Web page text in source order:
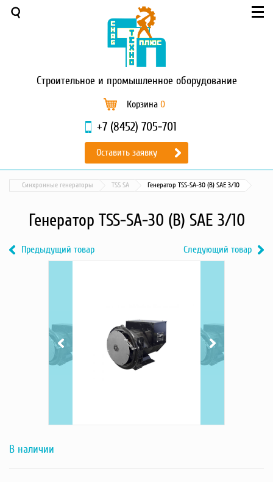
Строительное и промышленное оборудование
Корзина 0
+7 (8452) 705-701
Оставить заявку
Синхронные генераторы TSS SA Генератор TSS-SA-30 (B) SAE 3/10
Генератор TSS-SA-30 (B) SAE 3/10
Предыдущий товар
Следующий товар
фотография
товара
фотография
товара
В наличии
Меню
Доставка и оплата
Садовая техника
Промышленный обогрев
Строительные леса
Моечное оборудование
Запчасти для малой
механизации
Складское оснащение
Строительное оборудование
Электростанции
Двигатели